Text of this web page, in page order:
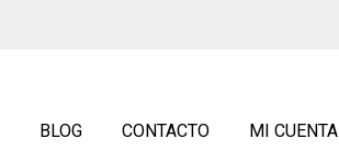
BLOG CONTACTO MI CUENTA